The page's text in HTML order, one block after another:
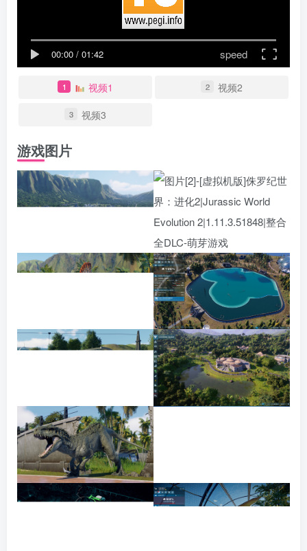
00:00 / 01:42 speed
1 视频1 2 视频2
3 视频3
游戏图片